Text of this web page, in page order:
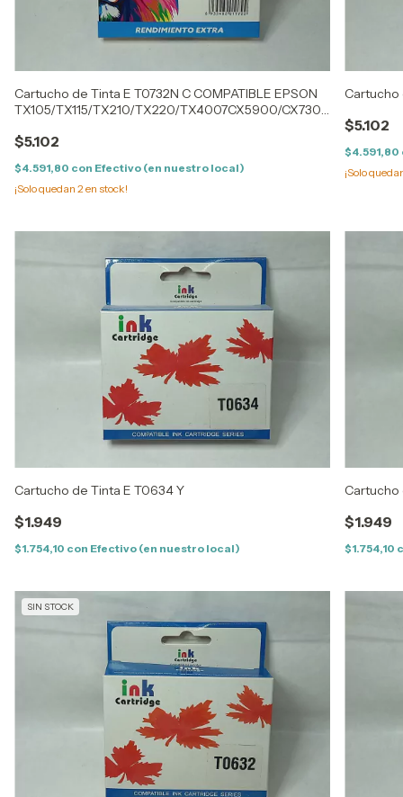
Cartucho de Tinta E T0732N C COMPATIBLE EPSON
TX105/TX115/TX210/TX220/TX4007CX5900/CX7300
$5.102
$4.591,80 con Efectivo (en nuestro local)
¡Solo quedan 2 en stock!
Cartucho
$5.102
$4.591,80
¡Solo
Cartucho de Tinta E T0634 Y
$1.949
$1.754,10 con Efectivo (en nuestro local)
Cartucho
$1.949
$1.754,10
SIN STOCK